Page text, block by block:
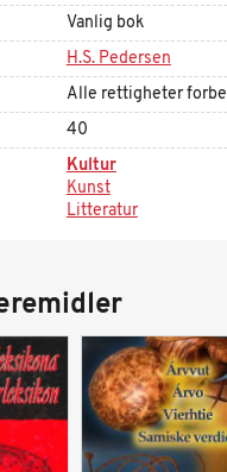
Vanlig bok
H.S. Pedersen
Alle rettigheter
40
Kultur
Kunst
Litteratur